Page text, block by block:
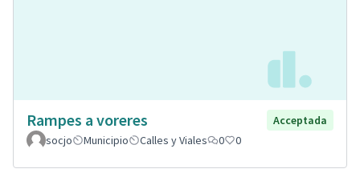
Rampes a voreres
Acceptada
socjo
Municipio Calles y Viales 0 0